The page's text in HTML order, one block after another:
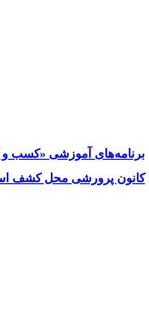
برنامه‌های آموزشی «کسب و
کانون پرورشی محل کشف